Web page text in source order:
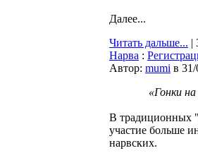
Далее...
Читать дальше... |
Нарва :
Автор: mumi в
«Гонки
В традиционных
участие больше
нарвских.